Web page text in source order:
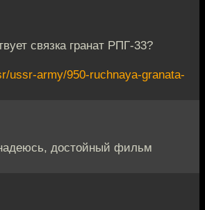
связка гранат РПГ-33?
ussr-army/950-ruchnaya-granata-
достойный фильм